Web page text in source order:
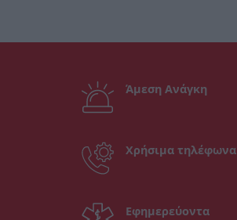
Άμεση Ανάγκη
Χρήσιμα τηλέφωνα
Εφημερεύοντα